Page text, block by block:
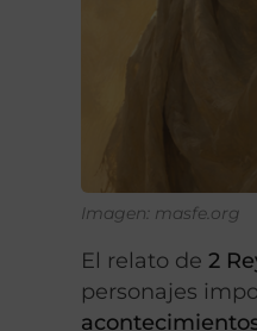
Imagen: masfe.org
El relato de2
personajes